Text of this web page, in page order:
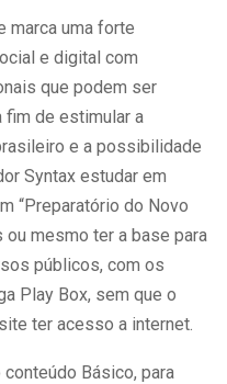
marca uma forte
e digital com
que podem ser
fim de estimular a
e a possibilidade
Syntax estudar em
“Preparatório do Novo
ou mesmo ter a base para
públicos, com os
Play Box, sem que o
ter acesso a internet.
Básico, para